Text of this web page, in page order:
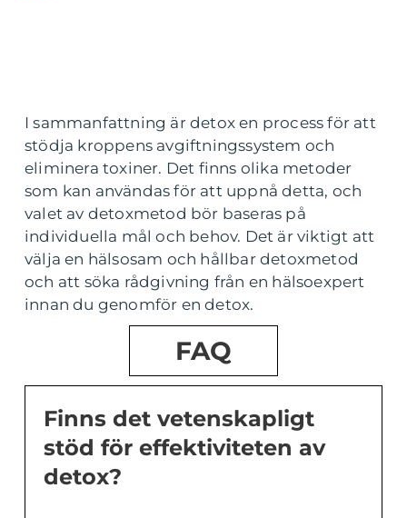
I sammanfattning är detox en process för att
stödja kroppens avgiftningssystem och
eliminera toxiner. Det finns olika metoder
som kan användas för att uppnå detta, och
valet av detoxmetod bör baseras på
individuella mål och behov. Det är viktigt att
välja en hälsosam och hållbar detoxmetod
och att söka rådgivning från en hälsoexpert
innan du genomför en detox.
FAQ
Finns det vetenskapligt
stöd för effektiviteten av
detox?